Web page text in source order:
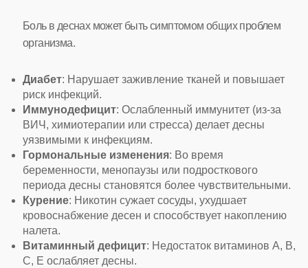
Боль в деснах может быть симптомом общих проблем
организма.
Диабет: Нарушает заживление тканей и повышает
риск инфекций.
Иммунодефицит: Ослабленный иммунитет (из-за
ВИЧ, химиотерапии или стресса) делает десны
уязвимыми к инфекциям.
Гормональные изменения: Во время
беременности, менопаузы или подросткового
периода десны становятся более чувствительными.
Курение: Никотин сужает сосуды, ухудшает
кровоснабжение десен и способствует накоплению
налета.
Витаминный дефицит: Недостаток витаминов A, B,
C, E ослабляет десны.